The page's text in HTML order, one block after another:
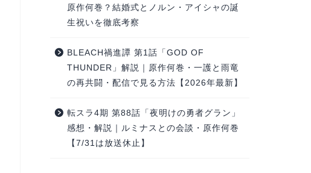
原作何巻？結婚式とノルン・アイシャの誕
生祝いを徹底考察
BLEACH禍進譚 第1話「GOD OF
THUNDER」解説｜原作何巻・一護と雨竜
の再共闘・配信で見る方法【2026年最新】
転スラ4期 第88話「夜明けの勇者グラン」
感想・解説｜ルミナスとの会談・原作何巻
【7/31は放送休止】